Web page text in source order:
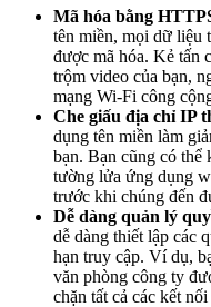
Mã hóa bằng
tên miền, mọi dữ liệu
được mã hóa. Kẻ tấn
trộm video của bạn,
mạng Wi-Fi công
Che giấu địa chỉ IP
dụng tên miền làm
bạn. Bạn cũng có thể
tường lửa ứng dụng
trước khi chúng đến
Dễ dàng quản lý
dễ dàng thiết lập các
hạn truy cập. Ví dụ,
văn phòng công ty
chặn tất cả các kết